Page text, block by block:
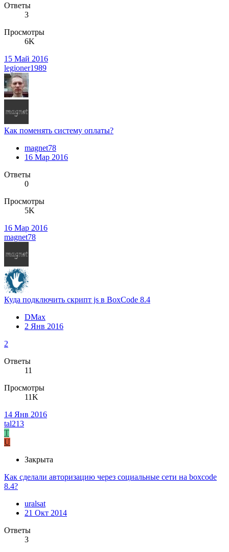
Ответы
3
Просмотры
6K
15 Май 2016
legioner1989
Как поменять систему оплаты?
magnet78
16 Мар 2016
Ответы
0
Просмотры
5K
16 Мар 2016
magnet78
Куда подключить скрипт js в BoxCode 8.4
DMax
2 Янв 2016
2
Ответы
11
Просмотры
11K
14 Янв 2016
tal213
T
U
Закрыта
Как сделали авторизацию через социальные сети на boxcode
8.4?
uralsat
21 Окт 2014
Ответы
3